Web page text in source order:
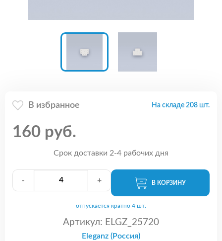
В избранное На складе 208 шт.
160 руб.
Срок доставки 2-4 рабочих дня
- + В КОРЗИНУ
отпускается кратно 4 шт.
Артикул: ELGZ_25720
Eleganz (Россия)